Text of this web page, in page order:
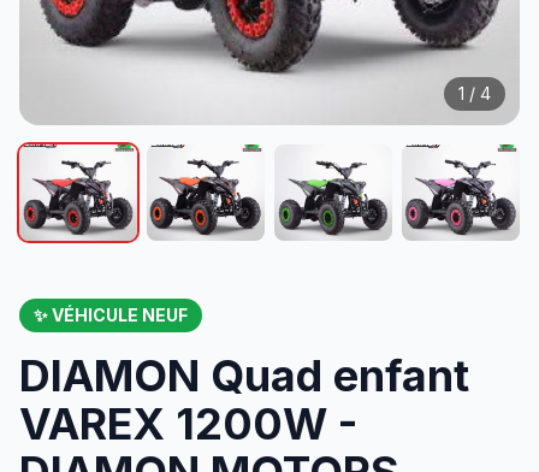
1 / 4
✨ VÉHICULE NEUF
DIAMON Quad enfant
VAREX 1200W -